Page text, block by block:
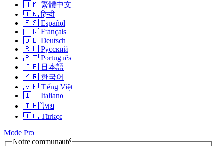
🇭🇰 繁體中文
🇮🇳 हिन्दी
🇪🇸 Español
🇫🇷 Français
🇩🇪 Deutsch
🇷🇺 Русский
🇵🇹 Português
🇯🇵 日本語
🇰🇷 한국어
🇻🇳 Tiếng Việt
🇮🇹 Italiano
🇹🇭 ไทย
🇹🇷 Türkçe
Mode Pro
Notre communauté